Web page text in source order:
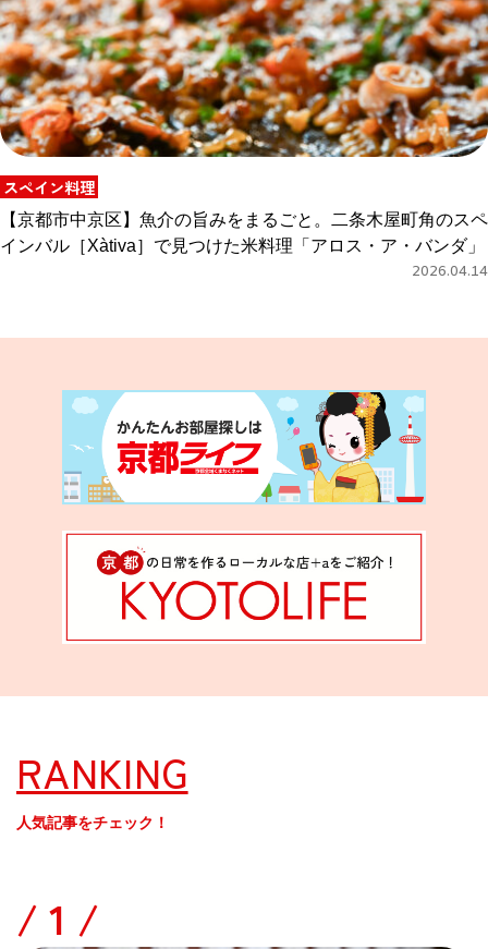
スペイン料理
【京都市中京区】魚介の旨みをまるごと。二条木屋町角のスペ
インバル［Xàtiva］で見つけた米料理「アロス・ア・バンダ」
2026.04.14
RANKING
人気記事をチェック！
/